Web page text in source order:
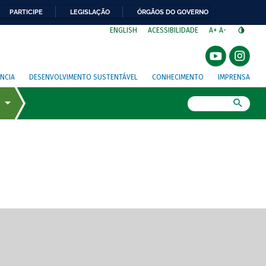
PARTICIPE LEGISLAÇÃO ÓRGÃOS DO GOVERNO
ENGLISH ACESSIBILIDADE A+ A-
DESENVOLVIMENTO SUSTENTÁVEL CONHECIMENTO IMPRENSA
de tela